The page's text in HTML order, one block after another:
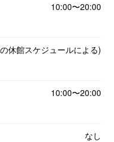
10:00〜20:00
休館スケジュールによる)
10:00〜20:00
なし